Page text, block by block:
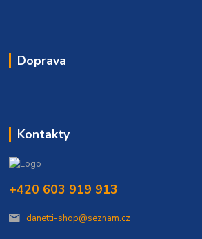
Doprava
Kontakty
+420 603 919 913
danetti-shop@seznam.cz